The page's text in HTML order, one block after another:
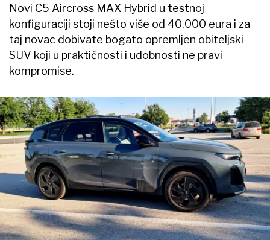
Novi C5 Aircross MAX Hybrid u testnoj
konfiguraciji stoji nešto više od 40.000 eura i za
taj novac dobivate bogato opremljen obiteljski
SUV koji u praktičnosti i udobnosti ne pravi
kompromise.